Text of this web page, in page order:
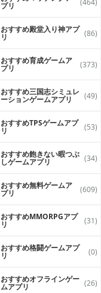
プリ
おすすめ殿堂入り神アプ
リ (86)
おすすめ育成ゲームア
プリ (373)
おすすめ三国志シミュレ
ーションゲームアプリ (49)
おすすめTPSゲームアプ
リ (53)
おすすめ飽きない暇つぶ
しゲームアプリ (34)
おすすめ無料ゲームア
プリ (609)
おすすめ MMORPGアプ
リ (31)
おすすめ格闘ゲームアプ
リ (0)
おすすめオフラインゲー
ムアプリ (26)